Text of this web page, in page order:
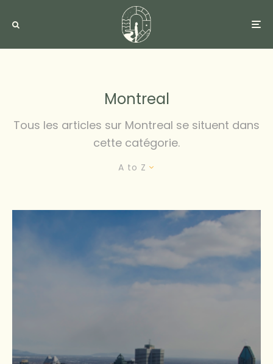
Montreal
Tous les articles sur Montreal se situent dans
cette catégorie.
A to Z